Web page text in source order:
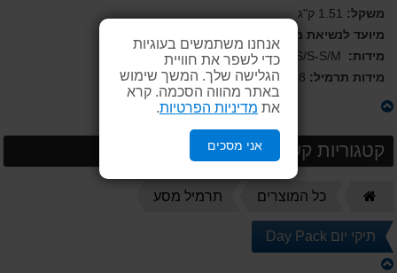
אנחנו משתמשים בעוגיות
כדי לשפר את חוויית
הגלישה שלך. המשך שימוש
באתר מהווה הסכמה. קרא
את מדיניות הפרטיות
אני מסכים
משקל:
מיועד לנשיאת משקל:
מידות:
מידות תרמיל: 26.7x 63.5 x 31.8 ס"מ
קטגוריות קשורות
כל המוצרים תרמיל מסע
תיקי יום Day Pack